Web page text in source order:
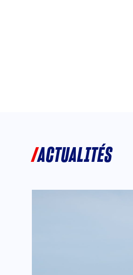
ACTUALITÉS